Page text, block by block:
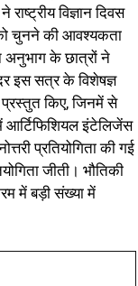
विज्ञान दिवस
को चुनने की आवश्यकता
अनुभाग के छात्रों ने
इस सत्र के विशेषज्ञ
किए, जिनमें से
में आर्टिफिशियल इंटेलिजेंस
प्रतियोगिता की गई
जीती। भौतिकी
में बड़ी संख्या में